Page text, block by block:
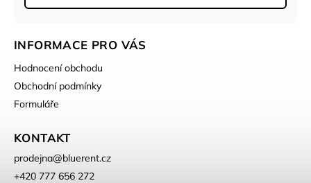
INFORMACE PRO VÁS
Hodnocení obchodu
Obchodní podmínky
Formuláře
KONTAKT
prodejna@bluerent.cz
+420 777 656 272